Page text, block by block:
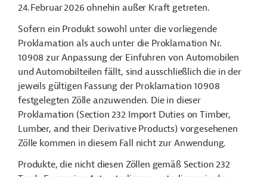
24. Februar 2026 ohnehin außer Kraft getreten.
Sofern ein Produkt sowohl unter die vorliegende
Proklamation als auch unter die Proklamation Nr.
10908 zur Anpassung der Einfuhren von Automobilen
und Automobilteilen fällt, sind ausschließlich die in der
jeweils gültigen Fassung der Proklamation 10908
festgelegten Zölle anzuwenden. Die in dieser
Proklamation (Section 232 Import Duties on Timber,
Lumber, and their Derivative Products) vorgesehenen
Zölle kommen in diesem Fall nicht zur Anwendung.
Produkte, die nicht diesen Zöllen gemäß Section 232